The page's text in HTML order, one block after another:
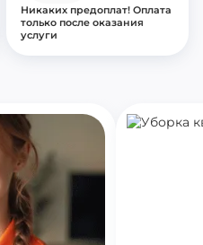
Никаких предоплат! Оплата
только после оказания
услуги